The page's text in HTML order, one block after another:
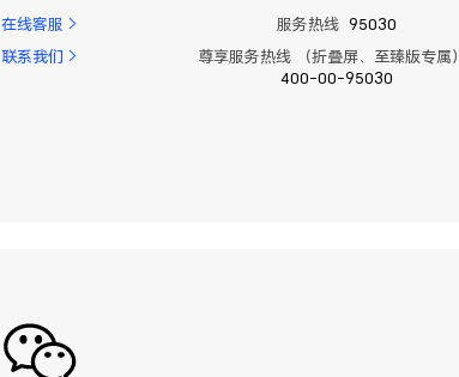
在线客服
联系我们
服务热线 95030
尊享服务热线 （折叠屏、至臻版专属）
400-00-95030